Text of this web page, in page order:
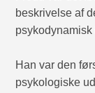
beskrivelse af
psykodynamisk
Han var den
psykologiske